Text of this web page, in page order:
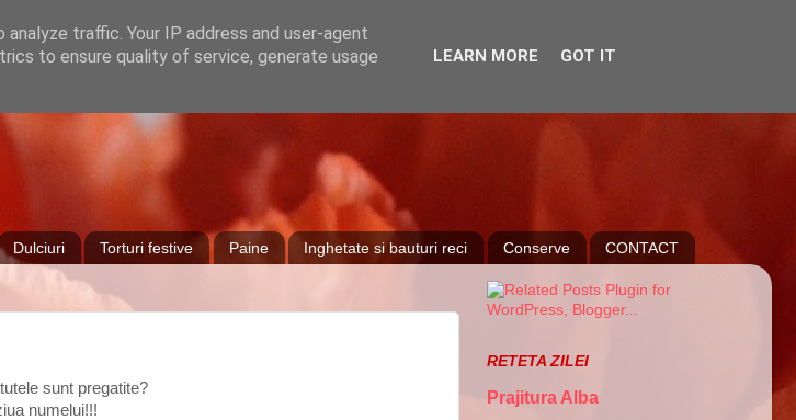
Dulciuri Torturi festive Paine Inghetate si bauturi reci Conserve CONTACT
sunt pregatite?
numelui!!!
RETETA ZILEI
Prajitura Alba
traffic. Your IP address and user-agent
to ensure quality of service, generate usage
LEARN MORE GOT IT